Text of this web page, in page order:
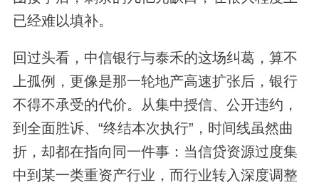
已经难以填补。
回过头看，中信银行与泰禾的这场纠葛，算不
上孤例，更像是那一轮地产高速扩张后，银行
不得不承受的代价。从集中授信、公开违约，
到全面胜诉、“终结本次执行”，时间线虽然曲
折，却都在指向同一件事：当信贷资源过度集
中到某一类重资产行业，而行业转入深度调整